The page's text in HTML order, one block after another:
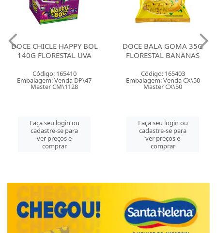
DOCE CHICLE HAPPY BOL
140G FLORESTAL UVA
Código: 165410
Embalagem: Venda DP\47
Master CM\1128
Faça seu login ou
cadastre-se para
ver preços e
comprar
DOCE BALA GOMA 35G
FLORESTAL BANANAS
Código: 165403
Embalagem: Venda CX\50
Master CX\50
Faça seu login ou
cadastre-se para
ver preços e
comprar